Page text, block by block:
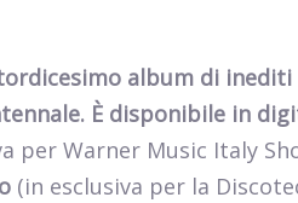
album di inediti
È disponibile in
per Warner Music Italy
(in esclusiva per la